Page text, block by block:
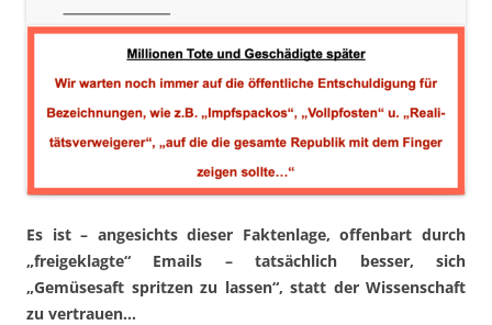
Es ist – angesichts dieser Faktenlage, offenbart durch
„freigeklagte“ Emails – tatsächlich besser, sich
„Gemüsesaft spritzen zu lassen“, statt der Wissenschaft
zu vertrauen…